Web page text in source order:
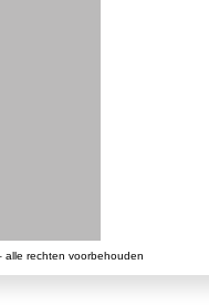
alle rechten voorbehouden